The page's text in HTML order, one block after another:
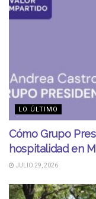
LO ÚLTIMO
Cómo Grupo
hospitalidad en
JULIO 29, 2026